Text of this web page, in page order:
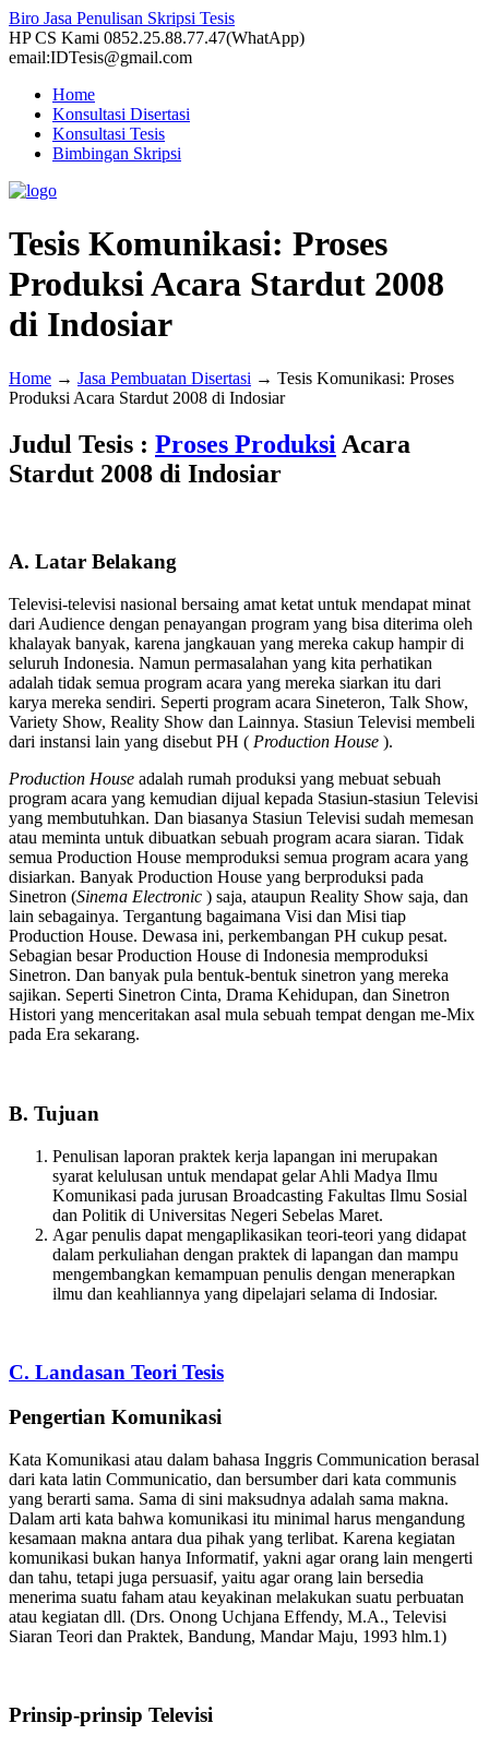
Biro Jasa Penulisan Skripsi Tesis
HP CS Kami 0852.25.88.77.47(WhatApp)
email:IDTesis@gmail.com
Home
Konsultasi Disertasi
Konsultasi Tesis
Bimbingan Skripsi
Tesis Komunikasi: Proses
Produksi Acara Stardut 2008
di Indosiar
Home → Jasa Pembuatan Disertasi → Tesis Komunikasi: Proses
Produksi Acara Stardut 2008 di Indosiar
Judul Tesis : Proses Produksi Acara
Stardut 2008 di Indosiar
A. Latar Belakang
Televisi-televisi nasional bersaing amat ketat untuk mendapat minat
dari Audience dengan penayangan program yang bisa diterima oleh
khalayak banyak, karena jangkauan yang mereka cakup hampir di
seluruh Indonesia. Namun permasalahan yang kita perhatikan
adalah tidak semua program acara yang mereka siarkan itu dari
karya mereka sendiri. Seperti program acara Sineteron, Talk Show,
Variety Show, Reality Show dan Lainnya. Stasiun Televisi membeli
dari instansi lain yang disebut PH ( Production House ).
Production House adalah rumah produksi yang mebuat sebuah
program acara yang kemudian dijual kepada Stasiun-stasiun Televisi
yang membutuhkan. Dan biasanya Stasiun Televisi sudah memesan
atau meminta untuk dibuatkan sebuah program acara siaran. Tidak
semua Production House memproduksi semua program acara yang
disiarkan. Banyak Production House yang berproduksi pada
Sinetron (Sinema Electronic ) saja, ataupun Reality Show saja, dan
lain sebagainya. Tergantung bagaimana Visi dan Misi tiap
Production House. Dewasa ini, perkembangan PH cukup pesat.
Sebagian besar Production House di Indonesia memproduksi
Sinetron. Dan banyak pula bentuk-bentuk sinetron yang mereka
sajikan. Seperti Sinetron Cinta, Drama Kehidupan, dan Sinetron
Histori yang menceritakan asal mula sebuah tempat dengan me-Mix
pada Era sekarang.
B. Tujuan
Penulisan laporan praktek kerja lapangan ini merupakan
syarat kelulusan untuk mendapat gelar Ahli Madya Ilmu
Komunikasi pada jurusan Broadcasting Fakultas Ilmu Sosial
dan Politik di Universitas Negeri Sebelas Maret.
Agar penulis dapat mengaplikasikan teori-teori yang didapat
dalam perkuliahan dengan praktek di lapangan dan mampu
mengembangkan kemampuan penulis dengan menerapkan
ilmu dan keahliannya yang dipelajari selama di Indosiar.
C. Landasan Teori Tesis
Pengertian Komunikasi
Kata Komunikasi atau dalam bahasa Inggris Communication berasal
dari kata latin Communicatio, dan bersumber dari kata communis
yang berarti sama. Sama di sini maksudnya adalah sama makna.
Dalam arti kata bahwa komunikasi itu minimal harus mengandung
kesamaan makna antara dua pihak yang terlibat. Karena kegiatan
komunikasi bukan hanya Informatif, yakni agar orang lain mengerti
dan tahu, tetapi juga persuasif, yaitu agar orang lain bersedia
menerima suatu faham atau keyakinan melakukan suatu perbuatan
atau kegiatan dll. (Drs. Onong Uchjana Effendy, M.A., Televisi
Siaran Teori dan Praktek, Bandung, Mandar Maju, 1993 hlm.1)
Prinsip-prinsip Televisi